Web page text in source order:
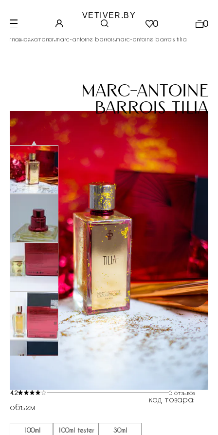
VETIVER.BY
0 0
главная.каталог.marc-antoine barrois.marc-antoine barrois tilia
marc-antoine
barrois tilia
4.2 5 отзывов
код товара:
объем
100ml 100ml tester 30ml